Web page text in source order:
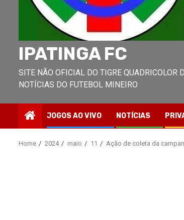
IPATINGA FC
SITE NÃO OFICIAL DO TIGRE QUADRICOLOR
NOTÍCIAS DO FUTEBOL MINEIRO
JOGOS AO VIVO NOTÍCIAS
Home 2024 maio 11 Ação de coleta da